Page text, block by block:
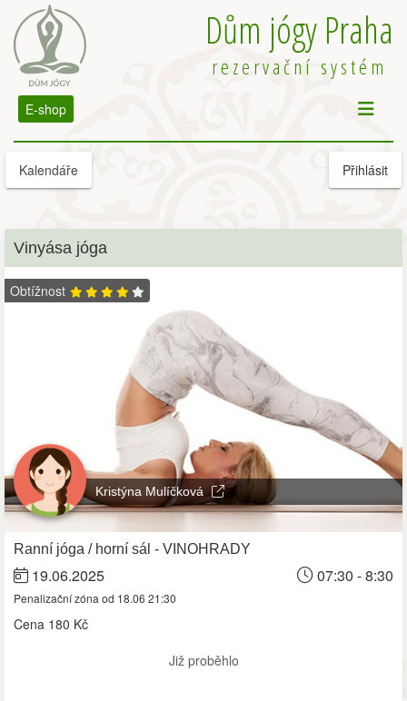
Dům jógy Praha
rezervační systém
E-shop
Kalendáře Přihlásit
Vinyása jóga
Obtížnost
Kristýna Mulíčková
Ranní jóga / horní sál - VINOHRADY
19.06.2025 07:30 - 8:30
Penalizační zóna od 18.06 21:30
Cena 180 Kč
Již proběhlo